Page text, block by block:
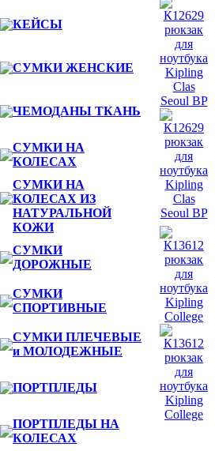
КЕЙСЫ
СУМКИ ЖЕНСКИЕ
ЧЕМОДАНЫ ТКАНЬ
СУМКИ НА
КОЛЕСАХ
СУМКИ НА
КОЛЕСАХ ИЗ
НАТУРАЛЬНОЙ
КОЖИ
СУМКИ
ДОРОЖНЫЕ
СУМКИ
СПОРТИВНЫЕ
СУМКИ ПЛЕЧЕВЫЕ
и МОЛОДЕЖНЫЕ
ПОРТПЛЕДЫ
ПОРТПЛЕДЫ НА
КОЛЕСАХ